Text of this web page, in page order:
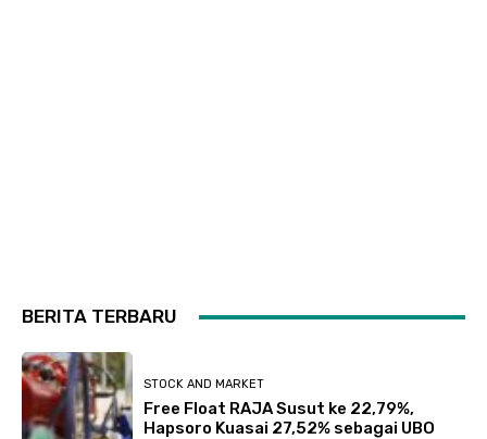
BERITA TERBARU
STOCK AND MARKET
Free Float RAJA Susut ke 22,79%,
Hapsoro Kuasai 27,52% sebagai UBO